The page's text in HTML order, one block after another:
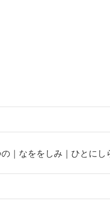
｜なををしみ｜ひとにし